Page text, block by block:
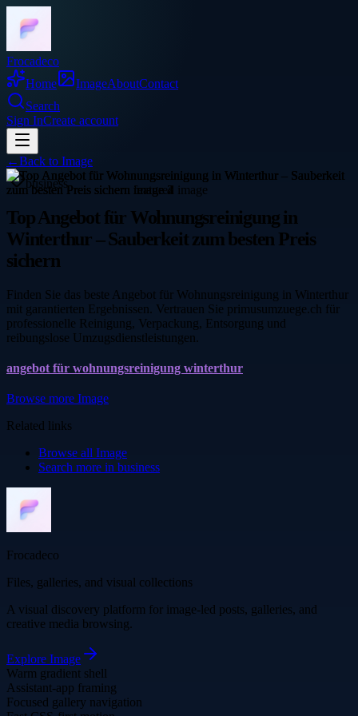
Frocadeco
Home
ImageAboutContact
Search
Sign InCreate account
←Back to Image
business
Top Angebot für Wohnungsreinigung in
Winterthur – Sauberkeit zum besten Preis
sichern
Finden Sie das beste Angebot für Wohnungsreinigung in Winterthur
mit garantierten Ergebnissen. Vertrauen Sie primusumzuege.ch für
professionelle Reinigung, Verpackung, Entsorgung und
reibungslose Umzugsdienstleistungen.
angebot für wohnungsreinigung winterthur
Browse more Image
Related links
Browse all Image
Search more in business
Frocadeco
Files, galleries, and visual collections
A visual discovery platform for image-led posts, galleries, and
creative media browsing.
Explore Image
Warm gradient shell
Assistant-app framing
Focused gallery navigation